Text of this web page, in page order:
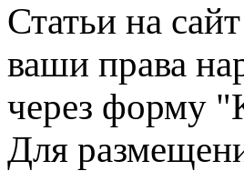
Статьи на
ваши права
через форму
Для